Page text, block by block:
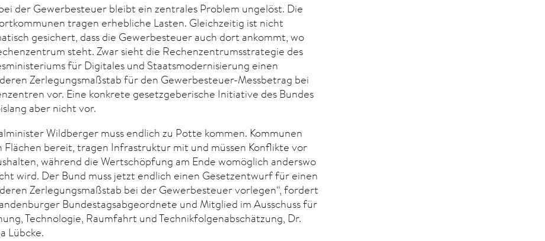
der Gewerbesteuer bleibt ein zentrales Problem ungelöst. Die
tragen erhebliche Lasten. Gleichzeitig ist nicht
gesichert, dass die Gewerbesteuer auch dort ankommt, wo
steht. Zwar sieht die Rechenzentrumsstrategie des
für Digitales und Staatsmodernisierung einen
Zerlegungsmaßstab für den Gewerbesteuer-Messbetrag bei
vor. Eine konkrete gesetzgeberische Initiative des Bundes
aber nicht vor.
Wildberger muss endlich zu Potte kommen. Kommunen
Flächen bereit, tragen Infrastruktur mit und müssen Konflikte vor
während die Wertschöpfung am Ende womöglich anderswo
wird. Der Bund muss jetzt endlich einen Gesetzentwurf für einen
Zerlegungsmaßstab bei der Gewerbesteuer vorlegen“, fordert
Bundestagsabgeordnete und Mitglied im Ausschuss für
Technologie, Raumfahrt und Technikfolgenabschätzung, Dr.
Lübcke.